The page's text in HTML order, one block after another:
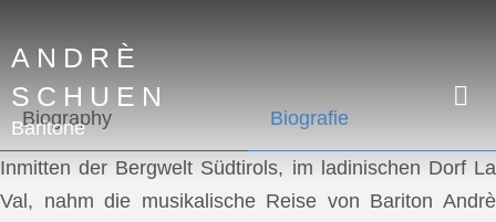
ANDRÈ
SCHUEN
Baritone
Biography Biografie
Inmitten der Bergwelt Südtirols, im ladinischen Dorf La
Val, nahm die musikalische Reise von Bariton Andrè